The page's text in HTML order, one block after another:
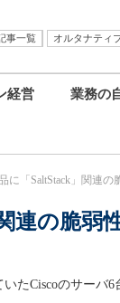
事一覧 オルタナティ
経営 業務の
に「SaltStack」関連の
連の脆弱
たCiscoのサーバ